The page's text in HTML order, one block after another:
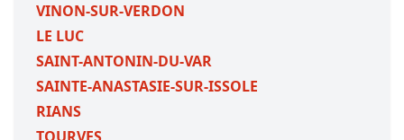
VINON-SUR-VERDON
LE LUC
SAINT-ANTONIN-DU-VAR
SAINTE-ANASTASIE-SUR-ISSOLE
RIANS